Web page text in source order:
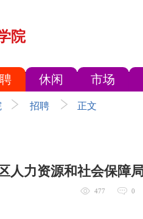
院
休闲 市场
招聘 正文
人力资源和社会保障
477 0